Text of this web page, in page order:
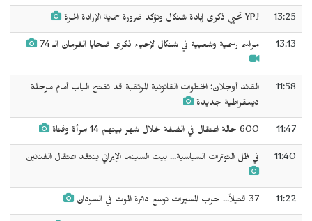
13:25 YPJ تحيي ذكرى إبادة شنكال وتؤكد ضرورة حماية الإرادة الحرة
13:13 مراسم رسمية وشعبية في شنكال لإحياء ذكرى ضحايا الفرمان الـ 74
11:58
القائد أوجلان: الخطوات القانونية المرتقبة قد تفتح الباب أمام مرحلة
ديمقراطية جديدة
11:47 600 حالة اعتقال في الضفة خلال شهر بينهم 14 امرأة وفتاة
11:40 في ظل التوترات السياسية... بيت السينما الإيراني ينتقد اعتقال الفنانين
11:22 37 قتيلاً... حرب المسيرات توسع دائرة الموت في السودان